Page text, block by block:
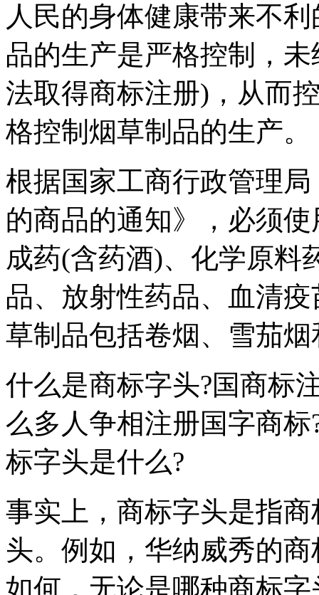
人民的身体健康带来不
品的生产是严格控制，
法取得商标注册)，从而
格控制烟草制品的生产。
根据国家工商行政管理
的商品的通知》，必须
成药(含药酒)、化学原料
品、放射性药品、血清
草制品包括卷烟、雪茄
什么是商标字头?国商标
么多人争相注册国字商
标字头是什么?
事实上，商标字头是指
头。例如，华纳威秀的
如何，无论是哪种商标